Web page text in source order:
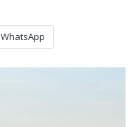
WhatsApp